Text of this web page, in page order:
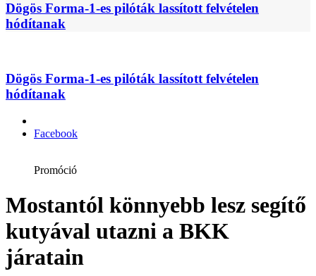
Dögös Forma-1-es pilóták lassított felvételen
hódítanak
Dögös Forma-1-es pilóták lassított felvételen
hódítanak
Facebook
Promóció
Mostantól könnyebb lesz segítő
kutyával utazni a BKK
járatain